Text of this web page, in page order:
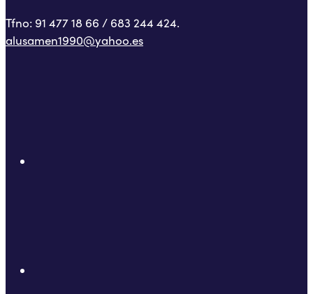
Tfno: 91 477 18 66 / 683 244 424.
alusamen1990@yahoo.es